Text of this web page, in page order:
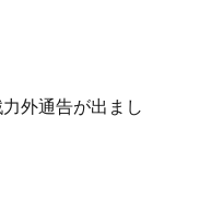
外通告が出まし